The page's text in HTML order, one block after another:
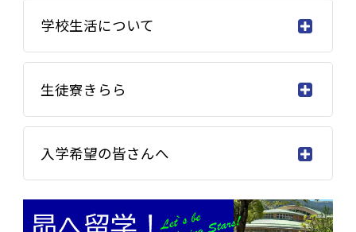
学校生活について
生徒寮きらら
入学希望の皆さんへ